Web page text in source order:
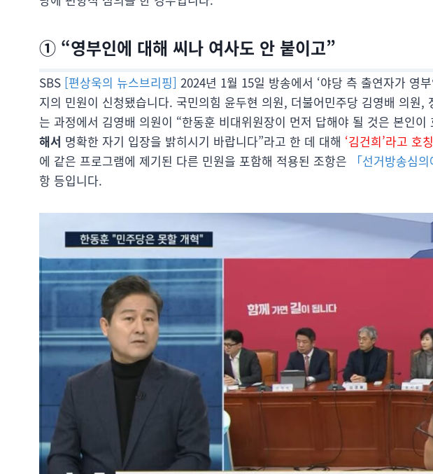
① “영부인에 대해 씨나 여사도 안 붙이고”
SBS [편상욱의 뉴스브리핑] 2024년 1월 15일 방송에서 ‘야당 측 출연자가 영
지의 민원이 신청됐습니다. 국민의힘 윤두현 의원, 더불어민주당 김영배 의원,
는 과정에서 김영배 의원이 “한동훈 비대위원장이 먼저 답해야 될 것은 본인이
해서 명확한 자기 입장을 밝히시기 바랍니다”라고 한 데 대해 ‘김건희’라고 호
에 같은 프로그램에 제기된 다른 민원을 포함해 적용된 조항은
「선거방송심
항 등입니다.